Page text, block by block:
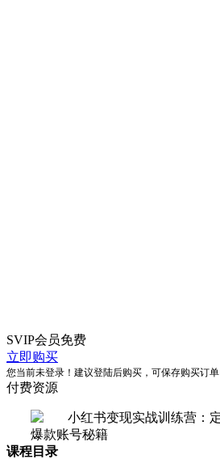
SVIP会员免费
立即购买
您当前未登录！建议登陆后购买，可保存购买订单
付费资源
课程目录